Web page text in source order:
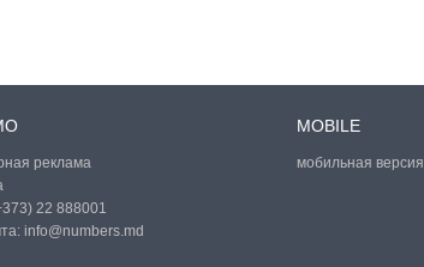
реклама
22 888001
info@numbers.md
MOBILE
мобильная версия